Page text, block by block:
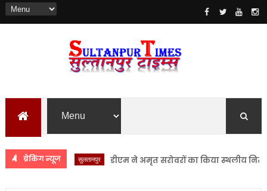
ब्रेकिंग न्यूजसुलतानपुर डीएम ने अमृत सरोवरों का किया स्थलीय निरीक्षण